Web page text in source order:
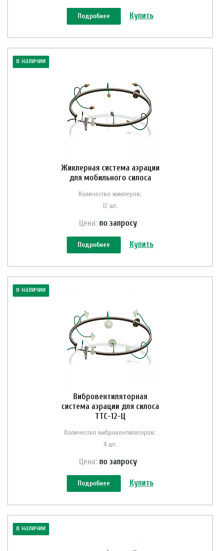
Подробнее Купить
в наличии
Жиклерная система аэрации
для мобильного силоса
Количество жиклеров:
12 шт.
Цена: по запросу
Подробнее Купить
в наличии
Вибровентиляторная
система аэрации для силоса
ТТС-12-Ц
Количество вибровентиляторов:
4 шт.
Цена: по запросу
Подробнее Купить
в наличии